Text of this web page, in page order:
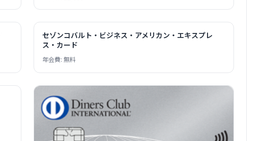
セゾンコバルト・ビジネス・アメリカン・エキスプレ
ス・カード
年会費: 無料